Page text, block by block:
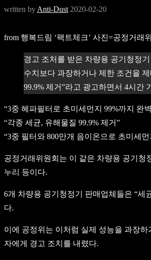
written by Anti-Dust 2020-02-20
from 행복드림 ‘팩트체크’ 사진=공정거래
경고 조처를 받은 차량용 공기청정
수치보다 과장하거나 제한 조건을
99.9% 제거”라고 광고하면서 4시간
“3중 헤파필터로 초미세먼지 99%까지 완
“각종 세균, 유해물질 99.9% 제거”
“3중 필터와 800만개 음이온으로 초미세
공정거래위원회는 이 같은 차량용 공기청
누리 등이다.
6개 차량용 공기청정기 판매업체들은 “세
다.
이에 공정위는 이처럼 실제 성능을 과장
자에게 경고 조치를 내렸다.